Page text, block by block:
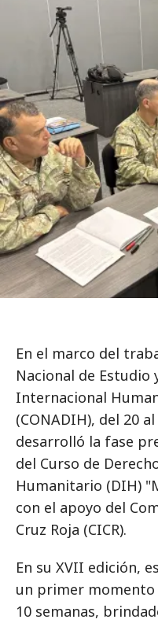
En el marco del
Nacional de Estudio
Internacional
(CONADIH), del 20
desarrolló la fase
del Curso de
Humanitario (DIH)
con el apoyo del
Cruz Roja (CICR).
En su XVII edición,
un primer
10 semanas,